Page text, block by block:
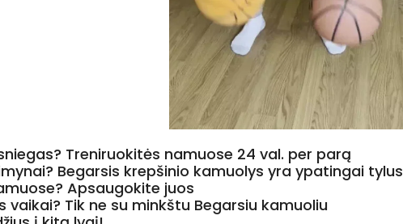
Treniruokitės namuose 24 val. per parą
Begarsis krepšinio kamuolys yra ypatingai tylus
Apsaugokite juos
vaikai? Tik ne su minkštu Begarsiu kamuoliu